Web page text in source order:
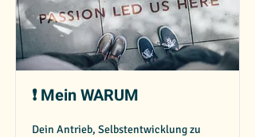
❗️ Mein WARUM
Dein Antrieb, Selbstentwicklung zu